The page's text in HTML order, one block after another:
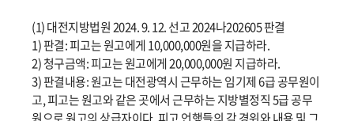
(1) 대전지방법원 2024. 9. 12. 선고 2024나202605 판결
1) 판결: 피고는 원고에게 10,000,000원을 지급하라.
2) 청구금액: 피고는 원고에게 20,000,000원 지급하라.
3) 판결내용: 원고는 대전광역시 근무하는 임기제 6급 공무원이
고, 피고는 원고와 같은 곳에서 근무하는 지방별정직 5급 공무